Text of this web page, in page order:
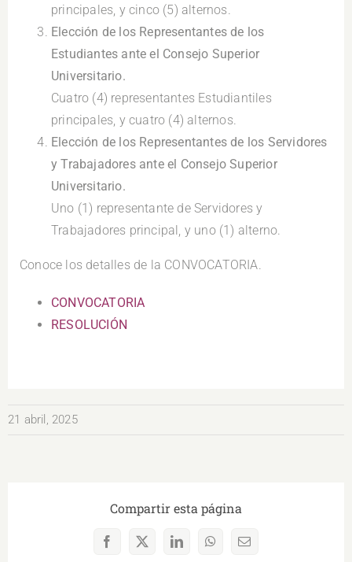
principales, y cinco (5) alternos.
Elección de los Representantes de los
Estudiantes ante el Consejo Superior
Universitario.
Cuatro (4) representantes Estudiantiles
principales, y cuatro (4) alternos.
Elección de los Representantes de los Servidores
y Trabajadores ante el Consejo Superior
Universitario.
Uno (1) representante de Servidores y
Trabajadores principal, y uno (1) alterno.
Conoce los detalles de la CONVOCATORIA.
CONVOCATORIA
RESOLUCIÓN
21 abril, 2025
Compartir esta página
Facebook
X LinkedInWhatsAppCorreo